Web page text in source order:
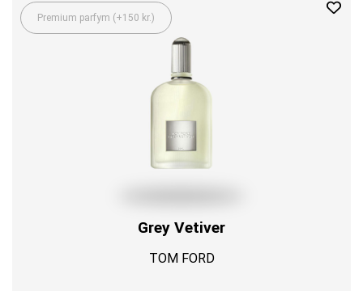
Premium parfym (+150 kr.)
Grey Vetiver
TOM FORD